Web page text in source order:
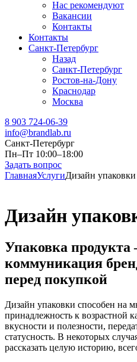
Нас рекомендуют
Вакансии
Контакты
Контакты
Санкт-Петербург
Назад
Санкт-Петербург
Ростов-на-Дону
Краснодар
Москва
8 903 724-06-39
info@brandlab.ru
Санкт-Петербург
Пн–Пт 10:00–18:00
Задать вопрос
ГлавнаяУслугиДизайн упаковки
Дизайн
Упаковка продукта
коммуникация
перед покупкой
Дизайн упаковки способен на
принадлежность к возрастной
вкусности и полезности,
статусность. В некоторых
рассказать целую историю,